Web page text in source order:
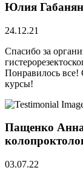
Юлия
24.12.21
Спасибо за
Понравилось все!
курсы!
Пащенко Анна
03.07.22